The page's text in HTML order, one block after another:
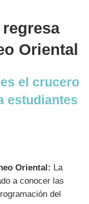
Oriental
el crucero
estudiantes
Oriental: La
a conocer las
del